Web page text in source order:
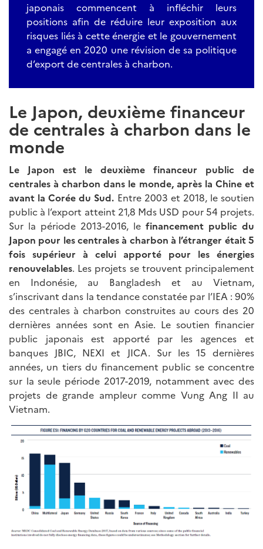
japonais commencent à infléchir leurs
positions afin de réduire leur exposition aux
risques liés à cette énergie et le gouvernement
a engagé en 2020 une révision de sa politique
d’export de centrales à charbon.
Le Japon, deuxième financeur
de centrales à charbon dans le
monde
Le Japon est le deuxième financeur public de
centrales à charbon dans le monde, après la Chine et
avant la Corée du Sud. Entre 2003 et 2018, le soutien
public à l’export atteint 21,8 Mds USD pour 54 projets.
Sur la période 2013-2016, le financement public du
Japon pour les centrales à charbon à l’étranger était 5
fois supérieur à celui apporté pour les énergies
renouvelables. Les projets se trouvent principalement
en Indonésie, au Bangladesh et au Vietnam,
s’inscrivant dans la tendance constatée par l’IEA : 90%
des centrales à charbon construites au cours des 20
dernières années sont en Asie. Le soutien financier
public japonais est apporté par les agences et
banques JBIC, NEXI et JICA. Sur les 15 dernières
années, un tiers du financement public se concentre
sur la seule période 2017-2019, notamment avec des
projets de grande ampleur comme Vung Ang II au
Vietnam.